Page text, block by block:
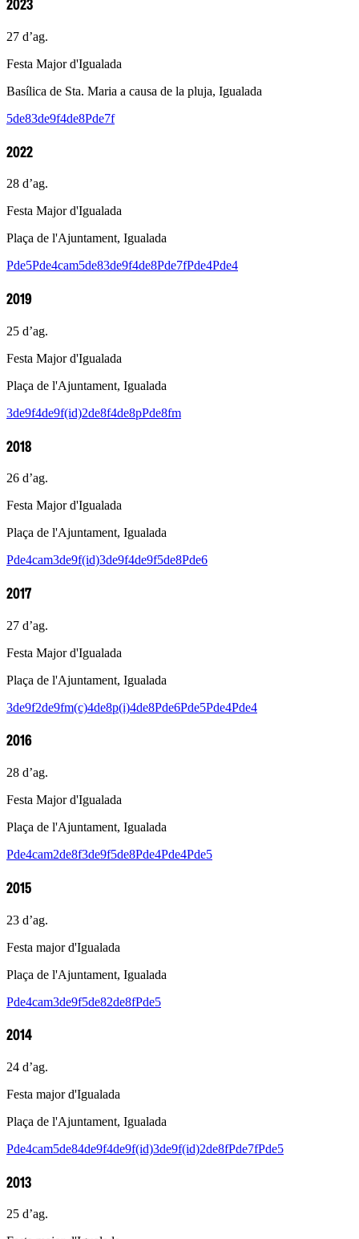
27 d’ag.
Festa Major d'Igualada
Basílica de Sta. Maria a causa de la pluja, Igualada
5de83de9f4de8Pde7f
2022
28 d’ag.
Festa Major d'Igualada
Plaça de l'Ajuntament, Igualada
Pde5Pde4cam5de83de9f4de8Pde7fPde4Pde4
2019
25 d’ag.
Festa Major d'Igualada
Plaça de l'Ajuntament, Igualada
3de9f4de9f(id)2de8f4de8pPde8fm
2018
26 d’ag.
Festa Major d'Igualada
Plaça de l'Ajuntament, Igualada
Pde4cam3de9f(id)3de9f4de9f5de8Pde6
2017
27 d’ag.
Festa Major d'Igualada
Plaça de l'Ajuntament, Igualada
3de9f2de9fm(c)4de8p(i)4de8Pde6Pde5Pde4Pde4
2016
28 d’ag.
Festa Major d'Igualada
Plaça de l'Ajuntament, Igualada
Pde4cam2de8f3de9f5de8Pde4Pde4Pde5
2015
23 d’ag.
Festa major d'Igualada
Plaça de l'Ajuntament, Igualada
Pde4cam3de9f5de82de8fPde5
2014
24 d’ag.
Festa major d'Igualada
Plaça de l'Ajuntament, Igualada
Pde4cam5de84de9f4de9f(id)3de9f(id)2de8fPde7fPde5
2013
25 d’ag.